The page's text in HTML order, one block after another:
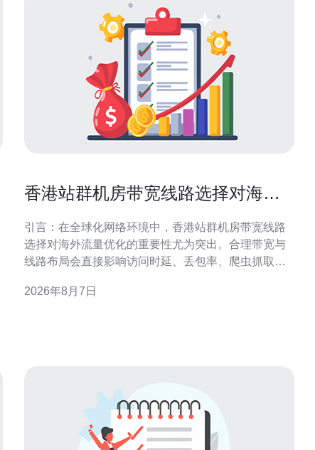
香港站群机房带宽线路选择对海外
引言：在全球化网络环境中，香港站群机房带宽线路
选择对海外流量优化的重要性尤为突出。合理带宽与
线路布局会直接影响访问时延、丢包率、爬虫抓取效
质量、路由策略与合规要求展开，提供可执行的优化
2026年8月7日